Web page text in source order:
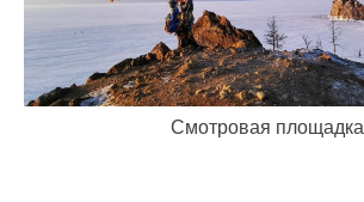
Смотровая площадка